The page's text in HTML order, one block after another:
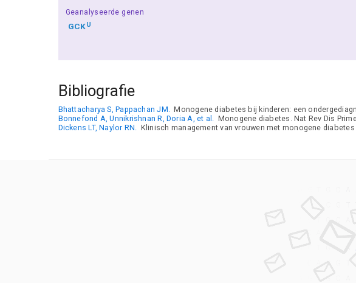
Geanalyseerde genen
GCKU
Bibliografie
Bhattacharya S, Pappachan JM. Monogene diabetes bij kinderen: een
Bonnefond A, Unnikrishnan R, Doria A, et al. Monogene diabetes. Nat Rev Dis
Dickens LT, Naylor RN. Klinisch management van vrouwen met monogene